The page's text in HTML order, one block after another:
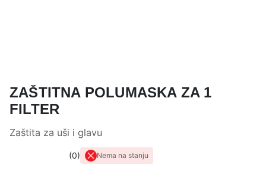
ZAŠTITNA POLUMASKA ZA 1
FILTER
Zaštita za uši i glavu
0 Nema na stanju